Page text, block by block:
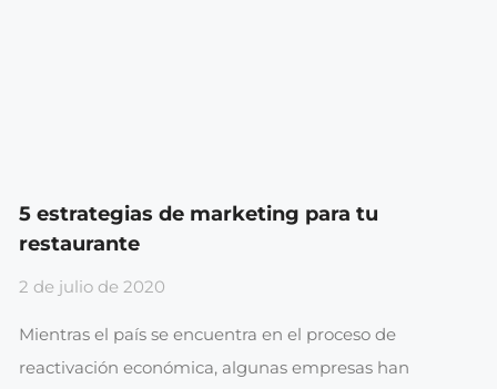
5 estrategias de marketing para tu
restaurante
2 de julio de 2020
Mientras el país se encuentra en el proceso de
reactivación económica, algunas empresas han